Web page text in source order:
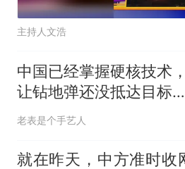
主持人文浩
中国已经掌握硬核技术，
让钻地弹还没抵达目标就
损毁
老表是个手艺人
就在昨天，中方准时收